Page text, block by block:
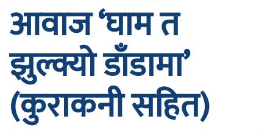
आवाज ‘घाम त
झुल्क्यो डाँडामा’
(कुराकनी सहित)